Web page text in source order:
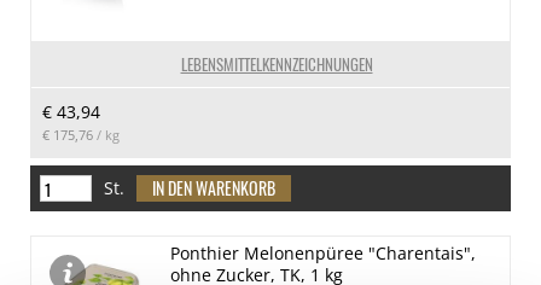
LEBENSMITTELKENNZEICHNUNGEN
€ 43,94
€ 175,76 / kg
St.
Ponthier Melonenpüree "Charentais",
ohne Zucker, TK, 1 kg